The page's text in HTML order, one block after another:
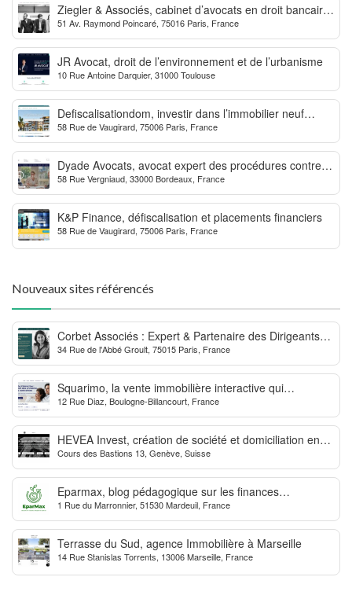
Ziegler & Associés, cabinet d’avocats en droit bancaire,
cryptomonnaie et escroqueries financières
51 Av. Raymond Poincaré, 75016 Paris, France
JR Avocat, droit de l’environnement et de l’urbanisme
10 Rue Antoine Darquier, 31000 Toulouse
Defiscalisationdom, investir dans l’immobilier neuf
Outre-mer
58 Rue de Vaugirard, 75006 Paris, France
Dyade Avocats, avocat expert des procédures contre la
MDPH
58 Rue Vergniaud, 33000 Bordeaux, France
K&P Finance, défiscalisation et placements financiers
58 Rue de Vaugirard, 75006 Paris, France
Nouveaux sites référencés
Corbet Associés : Expert & Partenaire des Dirigeants
d’Entreprise
34 Rue de l'Abbé Groult, 75015 Paris, France
Squarimo, la vente immobilière interactive qui
dynamise les transactions
12 Rue Diaz, Boulogne-Billancourt, France
HEVEA Invest, création de société et domiciliation en
Suisse
Cours des Bastions 13, Genève, Suisse
Eparmax, blog pédagogique sur les finances
personnelles
1 Rue du Marronnier, 51530 Mardeuil, France
Terrasse du Sud, agence Immobilière à Marseille
14 Rue Stanislas Torrents, 13006 Marseille, France